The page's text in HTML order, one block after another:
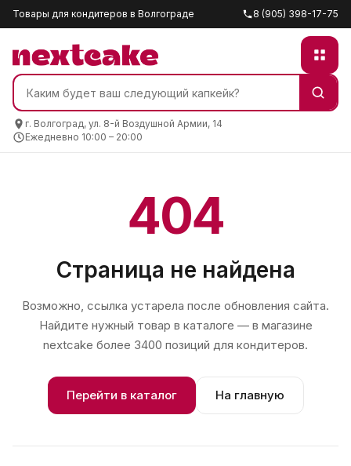
Товары для кондитеров в Волгограде 8 (905) 398-17-75
г. Волгоград, ул. 8-й Воздушной Армии, 14
Ежедневно 10:00 – 20:00
404
Страница не найдена
Возможно, ссылка устарела после обновления сайта.
Найдите нужный товар в каталоге — в магазине
nextcake более 3400 позиций для кондитеров.
Перейти в каталог На главную